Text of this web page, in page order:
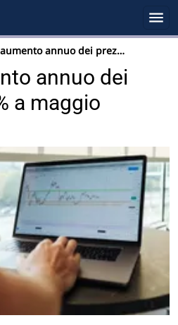
annuo dei prez…
annuo dei
a maggio